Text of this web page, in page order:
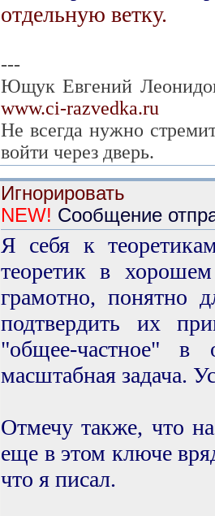
отдельную ветку.
---
Ющук Евгений
www.ci-razvedka.ru
Не всегда нужно
войти через дверь.
Игнорировать
NEW! Сообщение
Я себя к
теоретик в
грамотно, понятно
подтвердить их
"общее-частное"
масштабная задача.
Отмечу также, что
еще в этом ключе
что я писал.